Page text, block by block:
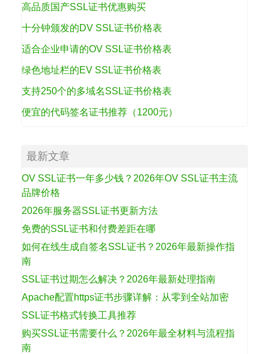
高品质国产SSL证书优惠购买
十分钟颁发的DV SSL证书价格表
适合企业申请的OV SSL证书价格表
绿色地址栏的EV SSL证书价格表
支持250个的多域名SSL证书价格表
便宜的代码签名证书推荐（1200元）
最新文章
OV SSL证书一年多少钱？2026年OV SSL证书主流
品牌价格
2026年服务器SSL证书更新方法
免费的SSL证书和付费差距在哪
如何在线生成自签名SSL证书？2026年最新操作指
南
SSL证书过期怎么解决？2026年最新处理指南
Apache配置https证书步骤详解：从零到全站加密
SSL证书格式转换工具推荐
购买SSL证书需要什么？2026年最全材料与流程指
南